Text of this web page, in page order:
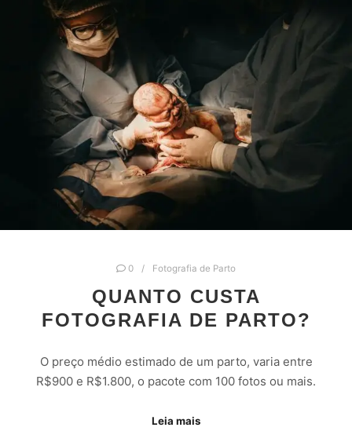
0 Fotografia de Parto
QUANTO CUSTA
FOTOGRAFIA DE PARTO?
O preço médio estimado de um parto, varia entre
R$900 e R$1.800, o pacote com 100 fotos ou mais.
Leia mais